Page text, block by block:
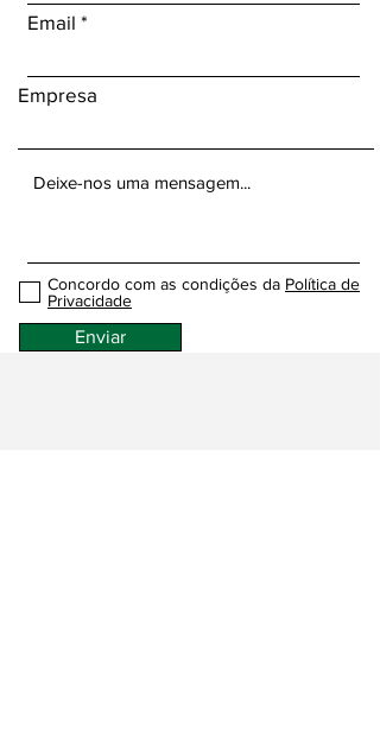
Email
Empresa
Concordo com as condições da Política de
Privacidade
Enviar